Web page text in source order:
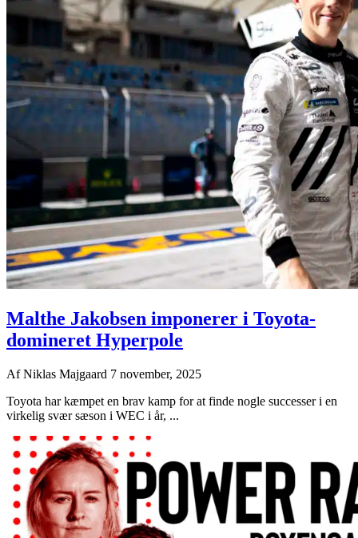
Malthe Jakobsen imponerer i Toyota-
domineret Hyperpole
AfNiklas Majgaard 7 november, 2025
Toyota har kæmpet en brav kamp for at finde nogle successer i en
virkelig svær sæson i WEC i år, ...